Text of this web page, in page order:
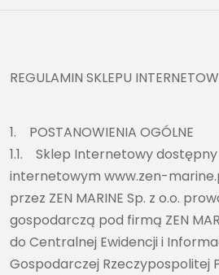
REGULAMIN SKLEPU
1. POSTANOWIENIA OGÓLNE
1.1. Sklep Internetowy
internetowym www.zen-
przez ZEN MARINE Sp. z o.o.
gospodarczą pod firmą ZEN
do Centralnej Ewidencji i
Gospodarczej Rzeczypospolitej